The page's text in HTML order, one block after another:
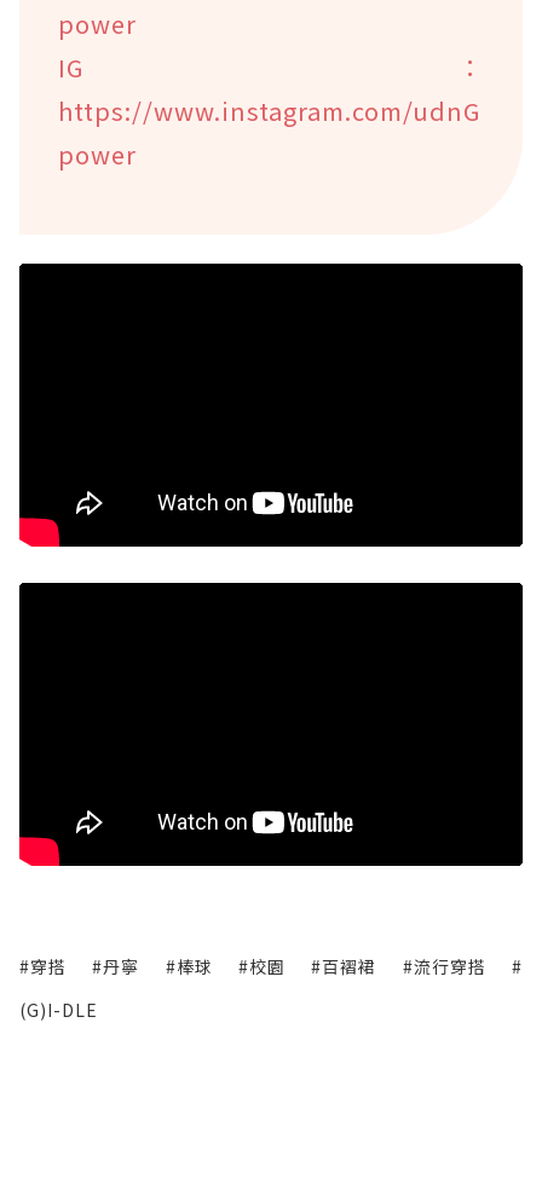
power
IG：
https://www.instagram.com/udnG
power
#穿搭 #丹寧 #棒球 #校園 #百褶裙 #流行穿搭
#
(G)I-DLE